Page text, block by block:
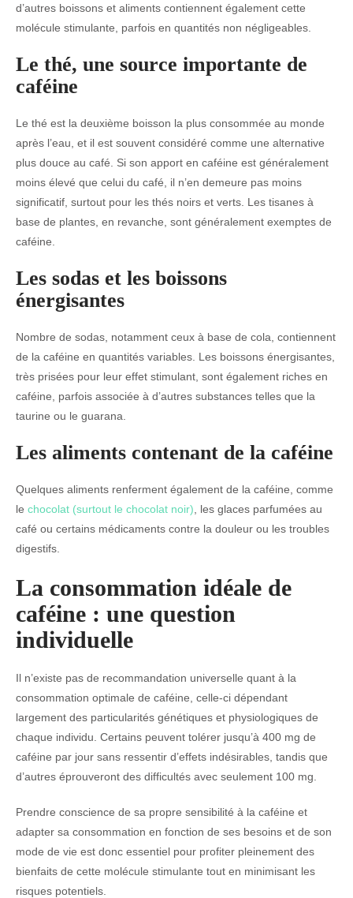
d’autres boissons et aliments contiennent également cette
molécule stimulante, parfois en quantités non négligeables.
Le thé, une source importante de
caféine
Le thé est la deuxième boisson la plus consommée au monde
après l’eau, et il est souvent considéré comme une alternative
plus douce au café. Si son apport en caféine est généralement
moins élevé que celui du café, il n’en demeure pas moins
significatif, surtout pour les thés noirs et verts. Les tisanes à
base de plantes, en revanche, sont généralement exemptes de
caféine.
Les sodas et les boissons
énergisantes
Nombre de sodas, notamment ceux à base de cola, contiennent
de la caféine en quantités variables. Les boissons énergisantes,
très prisées pour leur effet stimulant, sont également riches en
caféine, parfois associée à d’autres substances telles que la
taurine ou le guarana.
Les aliments contenant de la caféine
Quelques aliments renferment également de la caféine, comme
le chocolat (surtout le chocolat noir), les glaces parfumées au
café ou certains médicaments contre la douleur ou les troubles
digestifs.
La consommation idéale de
caféine : une question
individuelle
Il n’existe pas de recommandation universelle quant à la
consommation optimale de caféine, celle-ci dépendant
largement des particularités génétiques et physiologiques de
chaque individu. Certains peuvent tolérer jusqu’à 400 mg de
caféine par jour sans ressentir d’effets indésirables, tandis que
d’autres éprouveront des difficultés avec seulement 100 mg.
Prendre conscience de sa propre sensibilité à la caféine et
adapter sa consommation en fonction de ses besoins et de son
mode de vie est donc essentiel pour profiter pleinement des
bienfaits de cette molécule stimulante tout en minimisant les
risques potentiels.